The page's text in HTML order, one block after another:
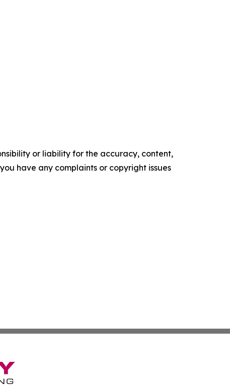
or liability for the accuracy, content,
have any complaints or copyright issues